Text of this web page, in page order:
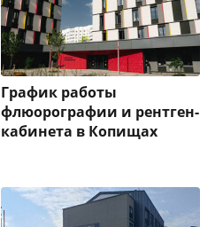
График работы
флюорографии и рентген-
кабинета в Копищах